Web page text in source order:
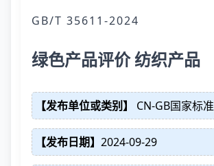
GB/T 35611-2024
绿色产品评价 纺织产品
【发布单位或类别】 CN-GB国家标准
【发布日期】 2024-09-29